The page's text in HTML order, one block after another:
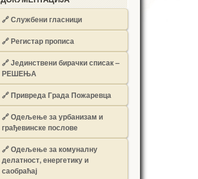
🔗Службени гласници
🔗Регистар прописа
🔗Јединствени бирачки списак –
РЕШЕЊА
🔗Привреда Града Пожаревца
🔗Одељење за урбанизам и
грађевинске послове
🔗Одељење за комуналну
делатност, енергетику и
саобраћај